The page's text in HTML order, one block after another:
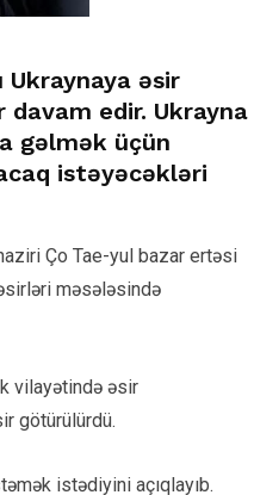
Ukraynaya əsir
davam edir. Ukrayna
gəlmək üçün
istəyəcəkləri
Ço Tae-yul bazar ertəsi
məsələsində
vilayətində əsir
götürülürdü.
istədiyini açıqlayıb.